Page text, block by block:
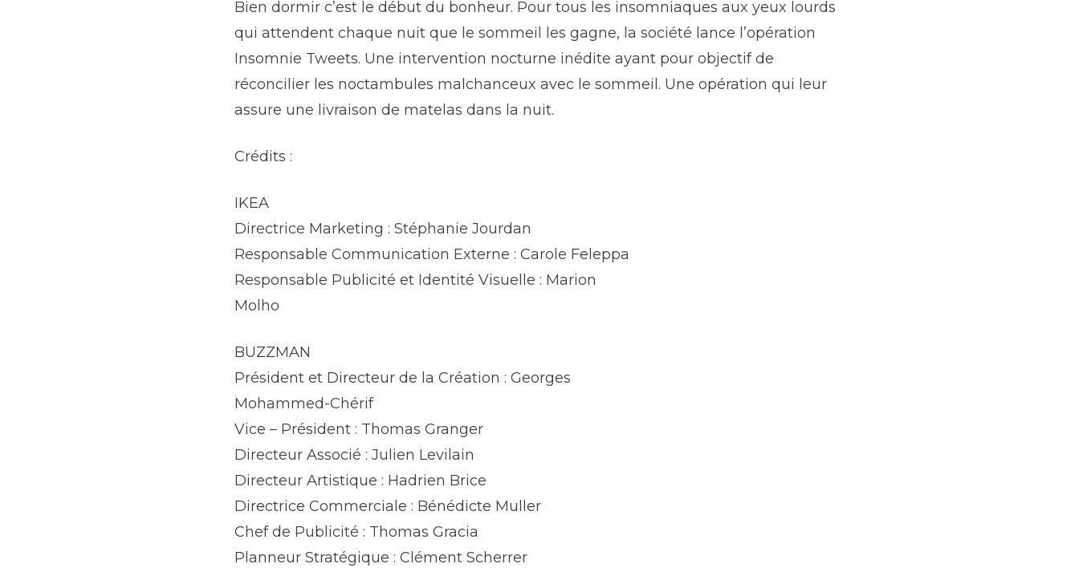
Bien dormir c’est le début du bonheur. Pour tous les insomniaques aux yeux lourds
qui attendent chaque nuit que le sommeil les gagne, la société lance l’opération
Insomnie Tweets. Une intervention nocturne inédite ayant pour objectif de
réconcilier les noctambules malchanceux avec le sommeil. Une opération qui leur
assure une livraison de matelas dans la nuit.
Crédits :
IKEA
Directrice Marketing : Stéphanie Jourdan
Responsable Communication Externe : Carole Feleppa
Responsable Publicité et Identité Visuelle : Marion
Molho
BUZZMAN
Président et Directeur de la Création : Georges
Mohammed-Chérif
Vice – Président : Thomas Granger
Directeur Associé : Julien Levilain
Directeur Artistique : Hadrien Brice
Directrice Commerciale : Bénédicte Muller
Chef de Publicité : Thomas Gracia
Planneur Stratégique : Clément Scherrer